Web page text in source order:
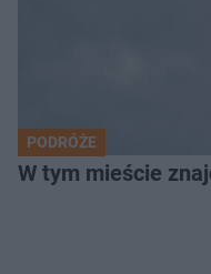
PODRÓŻE
W tym mieście